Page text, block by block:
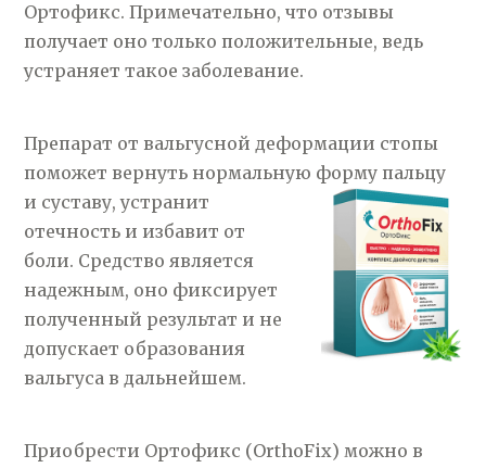
Ортофикс. Примечательно, что отзывы
получает оно только положительные, ведь
устраняет такое заболевание.
Препарат от вальгусной деформации стопы
поможет вернуть нормальную форму пальцу
и суставу, устранит
отечность и избавит от
боли. Средство является
надежным, оно фиксирует
полученный результат и не
допускает образования
вальгуса в дальнейшем.
Приобрести Ортофикс (OrthoFix) можно в